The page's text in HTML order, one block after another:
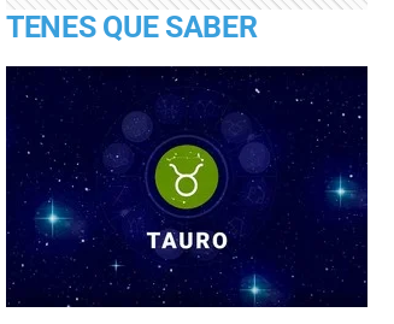
TENES QUE SABER